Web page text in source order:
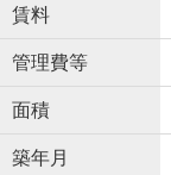
賃料
管理費等
面積
築年月